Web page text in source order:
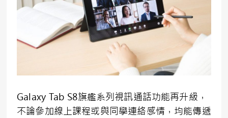
Galaxy Tab S8旗艦系列視訊通話功能再升級，
不論參加線上課程或與同學連絡感情，均能傳遞